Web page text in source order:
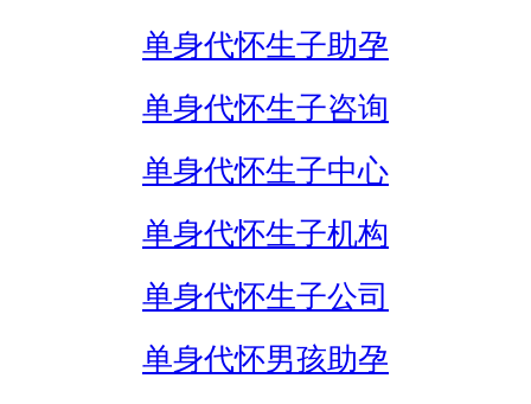
单身代怀生子助孕
单身代怀生子咨询
单身代怀生子中心
单身代怀生子机构
单身代怀生子公司
单身代怀男孩助孕